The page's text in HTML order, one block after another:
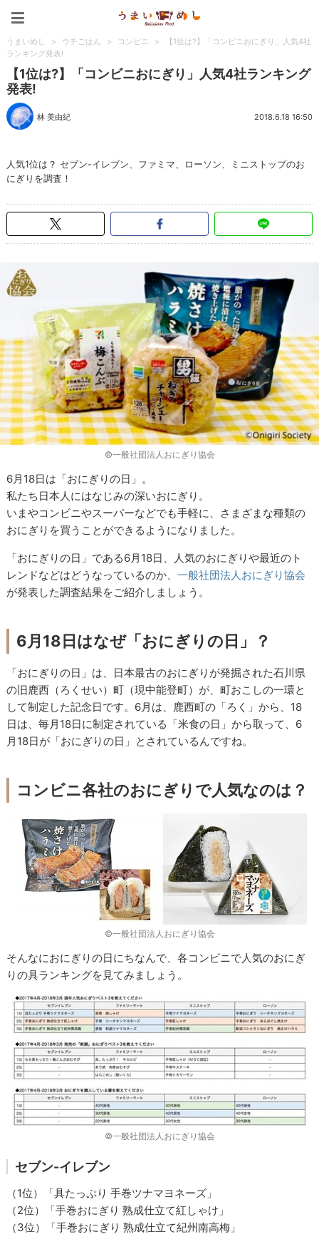
うまいめし > ウチごはん > コンビニ >
【1位は?】「コンビニおにぎり」人気4社
ランキング発表!
【1位は?】「コンビニおにぎり」人気4社ランキング
発表!
林 美由紀 2018.6.18 16:50
人気1位は？ セブン-イレブン、ファミマ、ローソン、ミニストップのお
にぎりを調査！
©一般社団法人おにぎり協会
6月18日は「おにぎりの日」。
私たち日本人にはなじみの深いおにぎり。
いまやコンビニやスーパーなどでも手軽に、さまざまな種類の
おにぎりを買うことができるようになりました。
「おにぎりの日」である6月18日、人気のおにぎりや最近のト
レンドなどはどうなっているのか、一般社団法人おにぎり協会
が発表した調査結果をご紹介しましょう。
6月18日はなぜ「おにぎりの日」？
「おにぎりの日」は、日本最古のおにぎりが発掘された石川県
の旧鹿西（ろくせい）町（現中能登町）が、町おこしの一環と
して制定した記念日です。6月は、鹿西町の「ろく」から、18
日は、毎月18日に制定されている「米食の日」から取って、6
月18日が「おにぎりの日」とされているんですね。
コンビニ各社のおにぎりで人気なのは？
©一般社団法人おにぎり協会
そんなにおにぎりの日にちなんで、各コンビニで人気のおにぎ
りの具ランキングを見てみましょう。
©一般社団法人おにぎり協会
セブン-イレブン
（1位）「具たっぷり 手巻ツナマヨネーズ」
（2位）「手巻おにぎり 熟成仕立て紅しゃけ」
（3位）「手巻おにぎり 熟成仕立て紀州南高梅」